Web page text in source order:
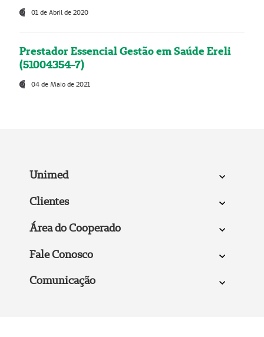
01 de Abril de 2020
Prestador Essencial Gestão em Saúde Ereli
(51004354-7)
04 de Maio de 2021
Unimed
Clientes
Área do Cooperado
Fale Conosco
Comunicação